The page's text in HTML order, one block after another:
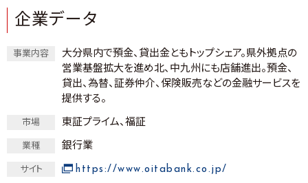
企業データ
事業内容
大分県内で預金、貸出金ともトップシェア。県外拠点の
営業基盤拡大を進め北、中九州にも店舗進出。預金、
貸出、為替、証券仲介、保険販売などの金融サービスを
提供する。
市場 東証プライム、福証
業種 銀行業
サイト https://www.oitabank.co.jp/